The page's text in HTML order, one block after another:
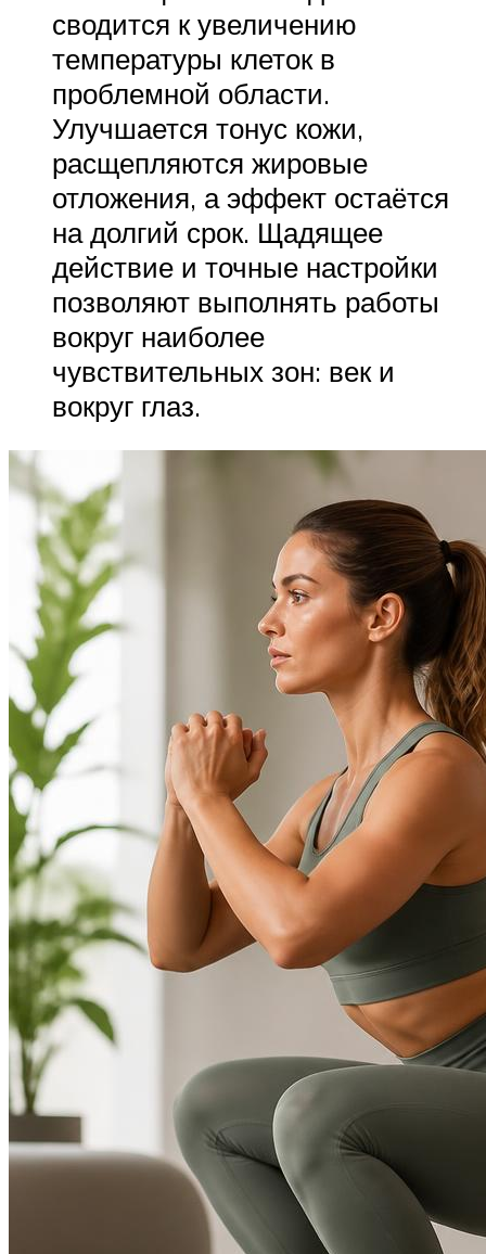
сводится к увеличению
температуры клеток в
проблемной области.
Улучшается тонус кожи,
расщепляются жировые
отложения, а эффект остаётся
на долгий срок. Щадящее
действие и точные настройки
позволяют выполнять работы
вокруг наиболее
чувствительных зон: век и
вокруг глаз.